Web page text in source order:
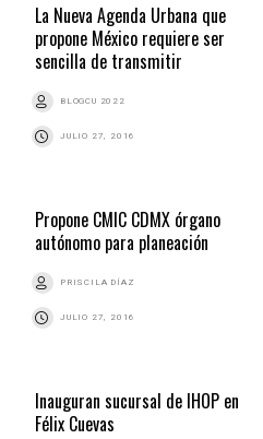
La Nueva Agenda Urbana que
propone México requiere ser
sencilla de transmitir
BLOGCU 2022
JULIO 27, 2016
Propone CMIC CDMX órgano
autónomo para planeación
PRISCILA DÍAZ
JULIO 27, 2016
Inauguran sucursal de IHOP en
Félix Cuevas